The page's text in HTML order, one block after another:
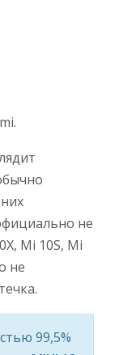
не
Mi 10S, Mi
не
99,5%